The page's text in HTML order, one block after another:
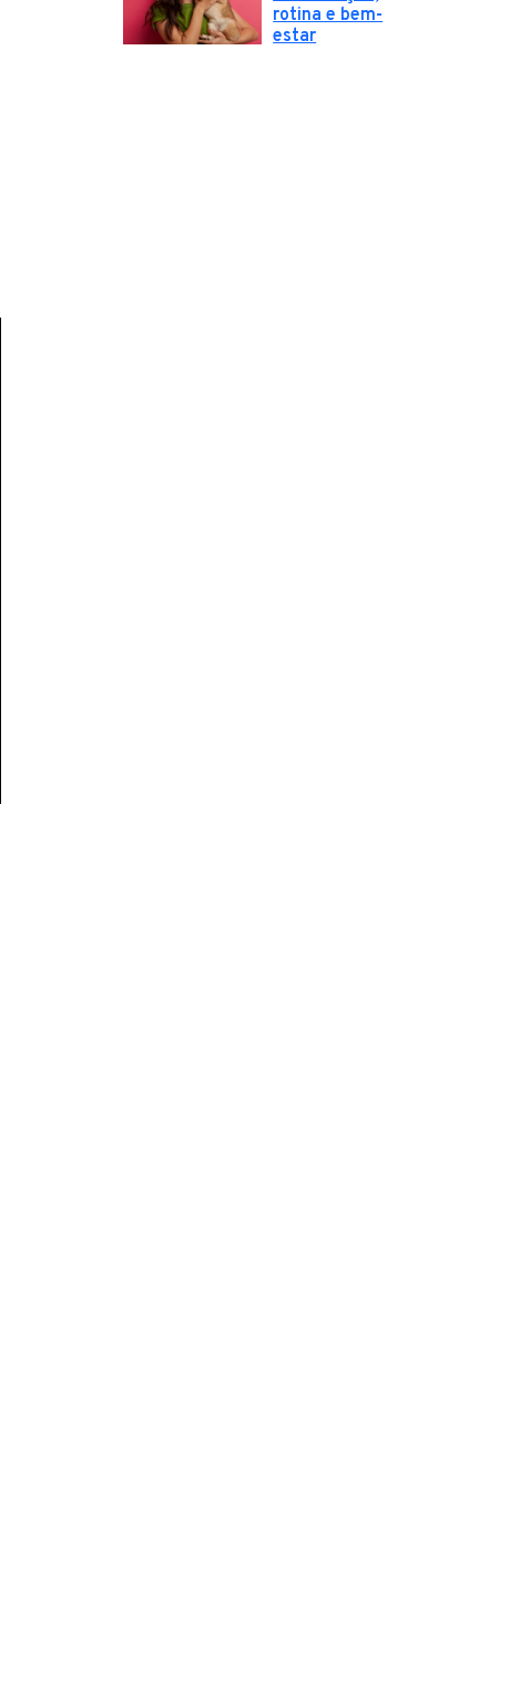
rotina e bem-
estar